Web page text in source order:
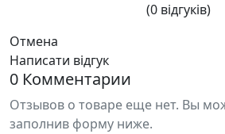
(0 відгуків)
Отмена
Написати відгук
0 Комментарии
Отзывов о товаре еще нет. Вы
заполнив форму ниже.